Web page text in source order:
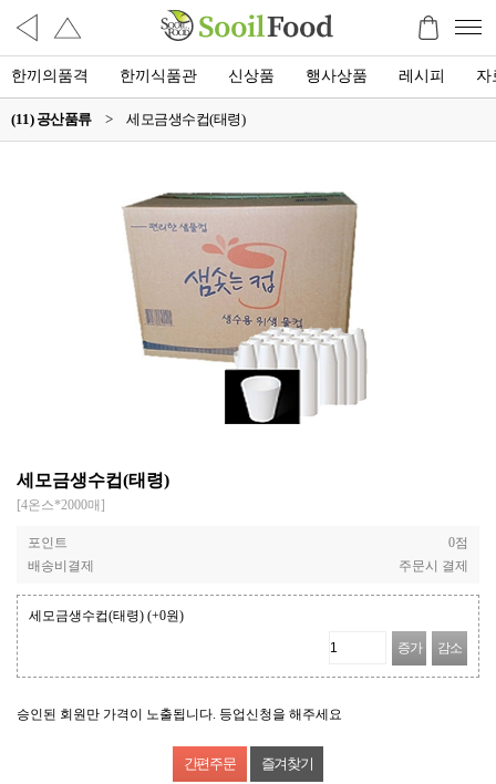
한끼의품격 한끼식품관 신상품 행사상품 레시피 자
(11) 공산품류 > 세모금생수컵(태령)
세모금생수컵(태령)
[4온스*2000매]
포인트
0점
배송비결제
주문시 결제
세모금생수컵(태령) (+0원)
증가 감소
승인된 회원만 가격이 노출됩니다. 등업신청을 해주세요
즐겨찾기